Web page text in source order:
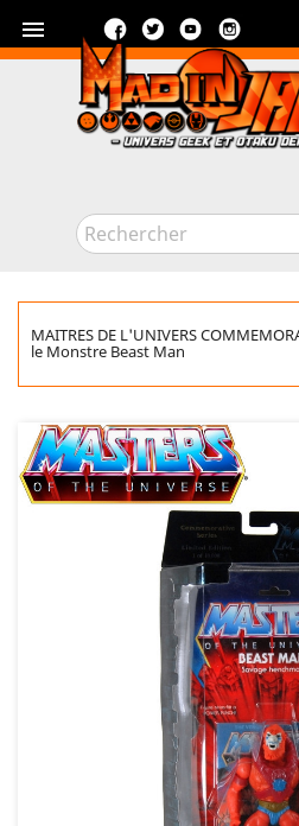
 FacebookTwitterYouTube
MAITRES DE L'UNIVERS
le Monstre Beast Man